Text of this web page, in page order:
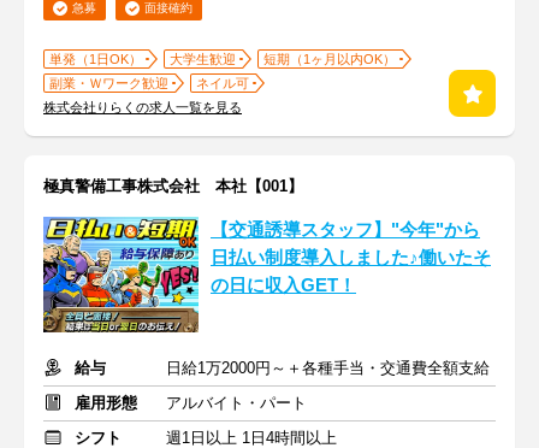
急募 面接確約
単発（1日OK） 大学生歓迎
短期（1ヶ月以内OK）
副業・Ｗワーク歓迎
ネイル可
株式会社りらくの求人一覧を見る
極真警備工事株式会社 本社【001】
【交通誘導スタッフ】"今年"から
日払い制度導入しました♪働いたそ
の日に収入GET！
給与
日給1万2000円～＋各種手当・交通費全額支給
雇用形態
アルバイト・パート
シフト
週1日以上 1日4時間以上